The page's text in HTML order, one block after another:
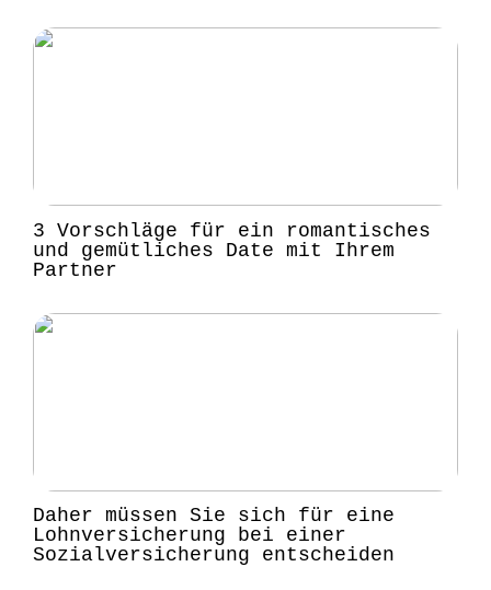
3 Vorschläge für ein romantisches
und gemütliches Date mit Ihrem
Partner
Daher müssen Sie sich für eine
Lohnversicherung bei einer
Sozialversicherung entscheiden